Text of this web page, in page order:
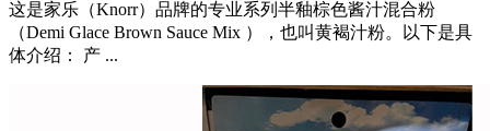
这是家乐（Knorr）品牌的专业系列半釉棕色酱汁混合粉
（Demi Glace Brown Sauce Mix ），也叫黄褐汁粉。以下是具
体介绍： 产 ...